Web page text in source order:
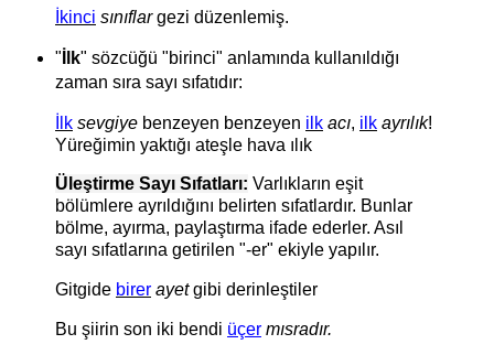
İkinci sınıflargezi düzenlemiş.
" İlk" sözcüğü "birinci" anlamında kullanıldığı
zaman sıra sayı sıfatıdır:
İlk sevgiye benzeyen benzeyen ilk acı, ilk ayrılık!
Yüreğimin yaktığı ateşle hava ılık
Üleştirme Sayı Sıfatları: Varlıkların eşit
bölümlere ayrıldığını belirten sıfatlardır. Bunlar
bölme, ayırma, paylaştırma ifade ederler. Asıl
sayı sıfatlarına getirilen "-er" ekiyle yapılır.
Gitgide birer ayetgibi derinleştiler
Bu şiirin son iki bendi üçer mısradır.